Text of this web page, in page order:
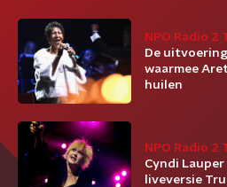
NPO Radio 2
De
waarmee
huilen
NPO Radio 2
Cyndi
liveversie